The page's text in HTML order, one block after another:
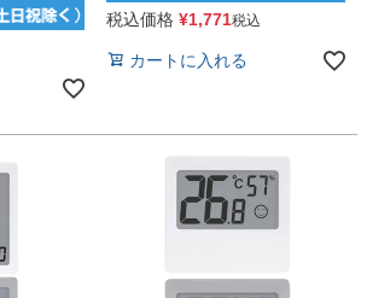
税込価格 ¥1,771税込
カートに入れる